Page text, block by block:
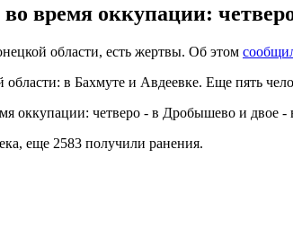
время оккупации:
области, есть жертвы. Об этом
в Бахмуте и Авдеевке. Еще пять
оккупации: четверо - в Дробышево и двое -
еще 2583 получили ранения.